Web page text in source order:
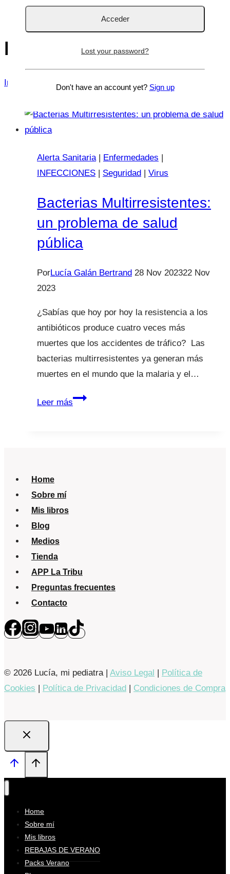
bacterias
Inicio bacterias
Alerta Sanitaria| Enfermedades
INFECCIONES
Seguridad Virus
Bacterias Multirresistentes:
un problema de salud
pública
PorLucía Galán Bertrand 28 Nov 202322 Nov
2023
¿Sabías que hoy por hoy la resistencia a los
antibióticos produce cuatro veces más
muertes que los accidentes de tráfico? Las
bacterias multirresistentes ya generan más
muertes en el mundo que la malaria y el…
Leer másBacterias
Home
Sobre mí
Mis libros
Blog
Medios
Tienda
APP La Tribu
Preguntas frecuentes
Contacto
© 2026 Lucía, mi pediatra | Aviso Legal | Política de
Cookies | Política de Privacidad | Condiciones de Compra
Lost your password?
Don't have an account yet? Sign up
Home
Sobre mí
Mis libros
REBAJAS DE VERANO
Packs Verano